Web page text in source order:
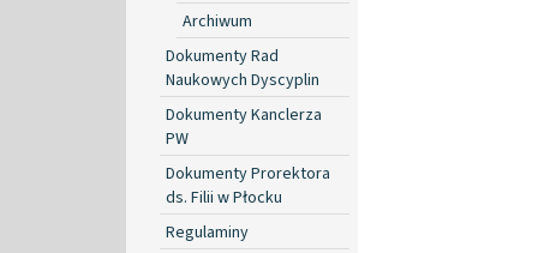
Archiwum
Dokumenty Rad
Naukowych Dyscyplin
Dokumenty Kanclerza
PW
Dokumenty Prorektora
ds. Filii w Płocku
Regulaminy